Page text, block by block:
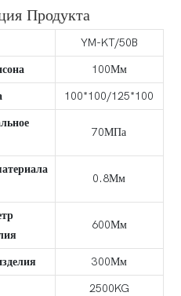
Продукта
YM-KT/50B
100Мм
100*100/125*100
70МПа
0.8Мм
600Мм
300Мм
2500KG